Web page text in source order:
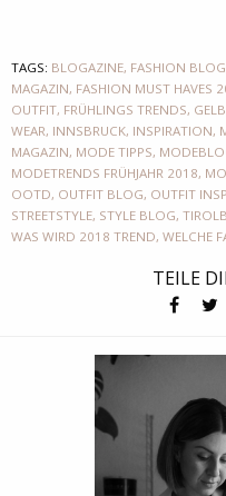
TAGS: BLOGAZINE, FASHION BLOG
MAGAZIN, FASHION MUST HAVES
OUTFIT, FRÜHLINGS TRENDS,
WEAR, INNSBRUCK, INSPIRATION,
MAGAZIN, MODE TIPPS,
MODETRENDS FRÜHJAHR 2018,
OOTD, OUTFIT BLOG, OUTFIT
STREETSTYLE, STYLE BLOG,
WAS WIRD 2018 TREND, WELCHE
TEILE